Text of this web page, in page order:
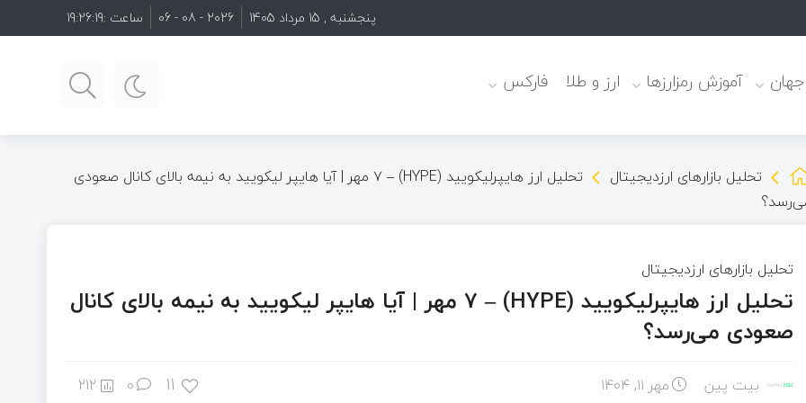
پنجشنبه , 15 مرداد 1405 2026 - 08 - 06 ساعت :19:26:20
جهان آموزش رمزارزها ارز و طلا فارکس
تحلیل بازارهای ارزدیجیتال
تحلیل ارز هایپرلیکویید (HYPE) – ۷ مهر | آیا هایپر لیکویید به نیمه بالای کانال صعودی
تحلیل بازارهای ارزدیجیتال
تحلیل ارز هایپرلیکویید (HYPE) – ۷ مهر | آیا هایپر لیکویید به نیمه بالای کانال
صعودی می‌رسد؟
بیت پین مهر ۱۱, ۱۴۰۴ 11
0
212